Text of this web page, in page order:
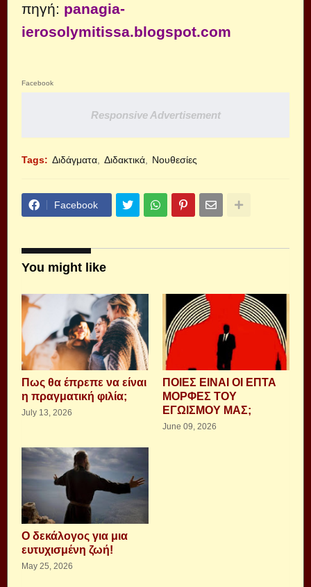
πηγή: panagia-
ierosolymitissa.blogspot.com
Facebook
Responsive Advertisement
Tags: Διδάγματα Διδακτικά Νουθεσίες
Facebook
You might like
Πως θα έπρεπε να είναι
η πραγματική φιλία;
July 13, 2026
ΠΟΙΕΣ ΕΙΝΑΙ ΟΙ ΕΠΤΑ
ΜΟΡΦΕΣ ΤΟΥ
ΕΓΩΙΣΜΟΥ ΜΑΣ;
June 09, 2026
Ο δεκάλογος για μια
ευτυχισμένη ζωή!
May 25, 2026